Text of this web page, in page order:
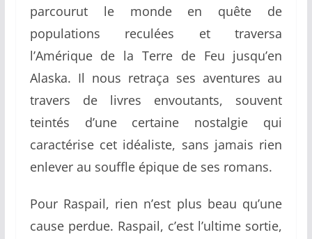
parcourut le monde en quête de
populations reculées et traversa
l’Amérique de la Terre de Feu jusqu’en
Alaska. Il nous retraça ses aventures au
travers de livres envoutants, souvent
teintés d’une certaine nostalgie qui
caractérise cet idéaliste, sans jamais rien
enlever au souffle épique de ses romans.
Pour Raspail, rien n’est plus beau qu’une
cause perdue. Raspail, c’est l’ultime sortie,